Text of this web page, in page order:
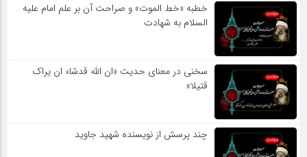
خطبه «خط الموت» و صراحت آن بر علم امام علیه
السلام به شهادت
سخنی در معنای حدیث «ان الله قدشاء ان یراک
قتیلا»
چند پرسش از نویسنده شهید جاوید